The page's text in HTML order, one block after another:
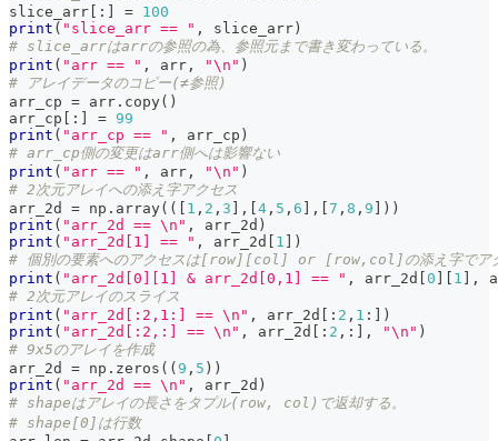
slice_arr [ : ] = 100
print ( "slice_arr == " , slice_arr)
# slice_arrはarrの参照の為、参照元まで書き変わっている。
print ( "arr == " , arr , "\n" )
# アレイデータのコピー(≠参照)
arr_cp = arr . copy( )
arr_cp [ : ] = 99
print ( "arr_cp == " , arr_cp )
# arr_cp側の変更はarr側へは影響ない
print ( "arr == " , arr , "\n" )
# 2次元アレイへの添え字アクセス
arr_2d = np . array( ( [ 1 , 2 , 3 ] , [4 , 5 , 6 ] , [7 , 8 , 9 ] ) )
print ( "arr_2d == \n" , arr_2d )
print ( "arr_2d[1] == " , arr_2d [ 1 ] )
# 個別の要素へのアクセスは[row][col] or [row,col]の添え字でア
print ( "arr_2d[0][1] & arr_2d[0,1] == " , arr_2d [0 ] [ 1 ] ,
# 2次元アレイのスライス
print ( "arr_2d[:2,1:] == \n" , arr_2d [ : 2 , 1 : ] )
print ( "arr_2d[:2,:] == \n" , arr_2d [ : 2 , : ] , "\n" )
# 9x5のアレイを作成
arr_2d = np . zeros ( ( 9 , 5 ) )
print ( "arr_2d == \n" , arr_2d )
# shapeはアレイの長さをタプル(row, col)で返却する。
# shape[0]は行数